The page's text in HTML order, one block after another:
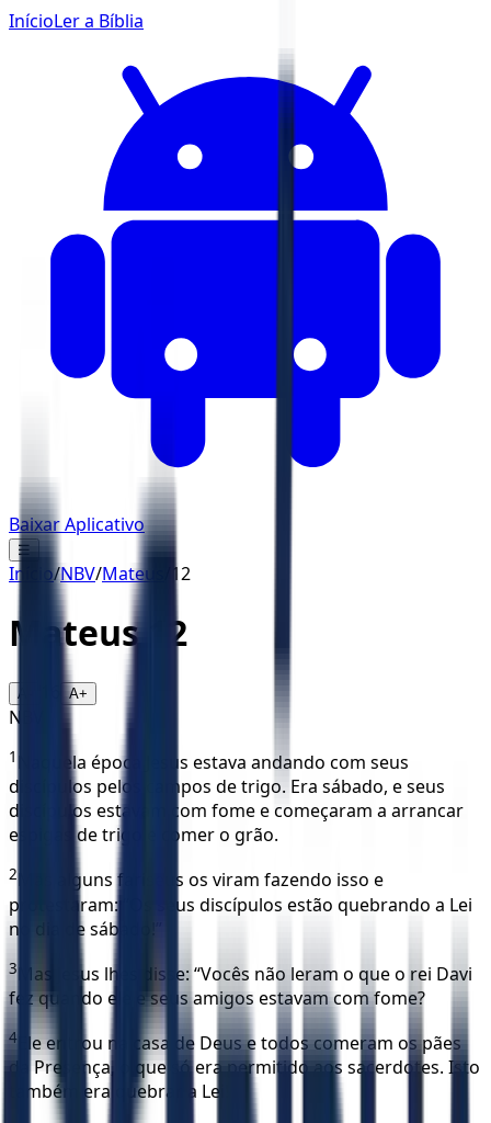
InícioLer a Bíblia
Baixar Aplicativo
☰
Início/NBV/Mateus 12
Mateus 12
A- A+
NBV
1
Naquela época Jesus estava andando com seus
discípulos pelos campos de trigo. Era sábado, e seus
discípulos estavam com fome e começaram a arrancar
espigas de trigo e comer o grão.
2
Mas alguns fariseus os viram fazendo isso e
protestaram: “Os seus discípulos estão quebrando a Lei
no dia de sábado!”
3
Mas Jesus lhes disse: “Vocês não leram o que o rei Davi
fez quando ele e seus amigos estavam com fome?
4
Ele entrou na casa de Deus e todos comeram os pães
da Presença, o que só era permitido aos sacerdotes. Isto
também era quebrar a Lei!